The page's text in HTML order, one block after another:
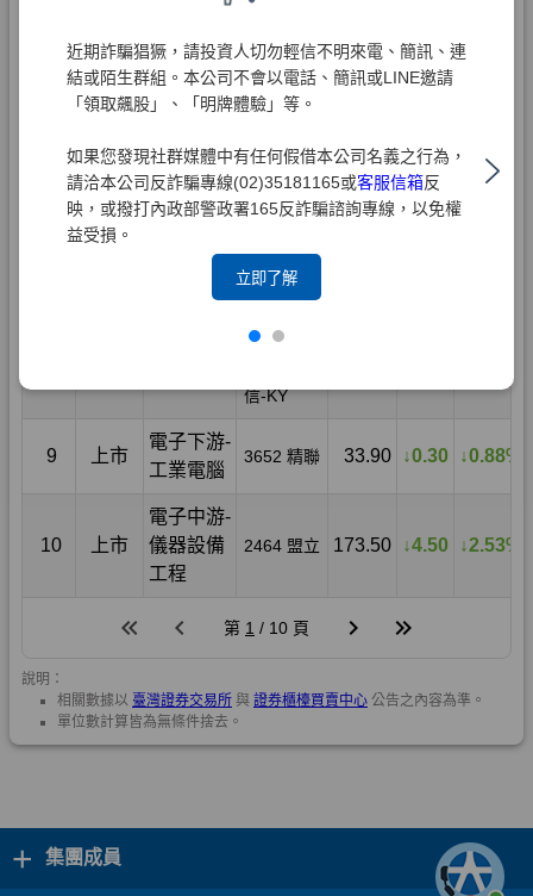
近期詐騙猖獗，請投資人切勿輕信不明來電、簡訊、連
結或陌生群組。本公司不會以電話、簡訊或LINE邀請
「領取飆股」、「明牌體驗」等。
如果您發現社群媒體中有任何假借本公司名義之行為，
請洽本公司反詐騙專線(02)35181165或客服信箱反
映，或撥打內政部警政署165反詐騙諮詢專線，以免權
益受損。
立即了解
+ 集團成員